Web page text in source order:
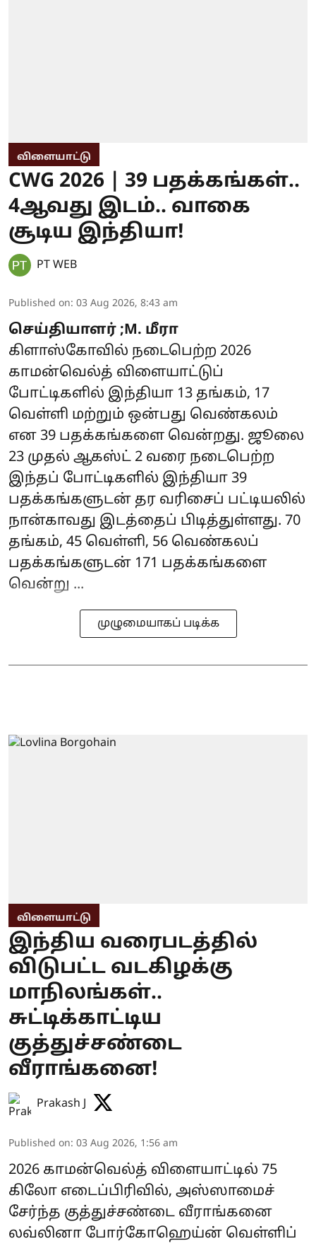
விளையாட்டு
CWG 2026 | 39 பதக்கங்கள்..
4ஆவது இடம்.. வாகை
சூடிய இந்தியா!
PT WEB
Published on: 03 Aug 2026, 8:43 am
செய்தியாளர் ;M. மீரா
கிளாஸ்கோவில் நடைபெற்ற 2026
காமன்வெல்த் விளையாட்டுப்
போட்டிகளில் இந்தியா 13 தங்கம், 17
வெள்ளி மற்றும் ஒன்பது வெண்கலம்
என 39 பதக்கங்களை வென்றது. ஜூலை
23 முதல் ஆகஸ்ட் 2 வரை நடைபெற்ற
இந்தப் போட்டிகளில் இந்தியா 39
பதக்கங்களுடன் தர வரிசைப் பட்டியலில்
நான்காவது இடத்தைப் பிடித்துள்ளது. 70
தங்கம், 45 வெள்ளி, 56 வெண்கலப்
பதக்கங்களுடன் 171 பதக்கங்களை
வென்று ...
முழுமையாகப் படிக்க
விளையாட்டு
இந்திய வரைபடத்தில்
விடுபட்ட வடகிழக்கு
மாநிலங்கள்..
சுட்டிக்காட்டிய
குத்துச்சண்டை
வீராங்கனை!
Prakash J
Published on: 03 Aug 2026, 1:56 am
2026 காமன்வெல்த் விளையாட்டில் 75
கிலோ எடைப்பிரிவில், அஸ்ஸாமைச்
சேர்ந்த குத்துச்சண்டை வீராங்கனை
லவ்லினா போர்கோஹெய்ன் வெள்ளிப்